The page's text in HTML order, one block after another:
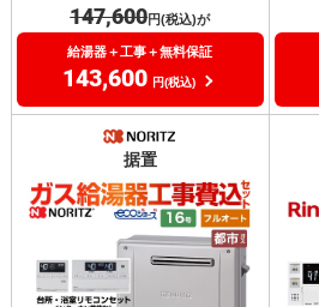
147,600円(税込)が
給湯器＋工事＋無料保証
143,600 円(税込)
据置